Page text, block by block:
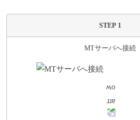
STEP 1
MTサーバへ接続